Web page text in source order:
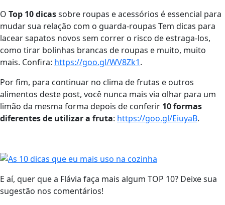
O Top 10 dicassobre roupas e acessórios é essencial para
mudar sua relação com o guarda-roupas Tem dicas para
lacear sapatos novos sem correr o risco de estraga-los,
como tirar bolinhas brancas de roupas e muito, muito
mais. Confira: https://goo.gl/WV8Zk1.
Por fim, para continuar no clima de frutas e outros
alimentos deste post, você nunca mais via olhar para um
limão da mesma forma depois de conferir 10 formas
diferentes de utilizar a fruta: https://goo.gl/EiuyaB.
E aí, quer que a Flávia faça mais algum TOP 10? Deixe sua
sugestão nos comentários!